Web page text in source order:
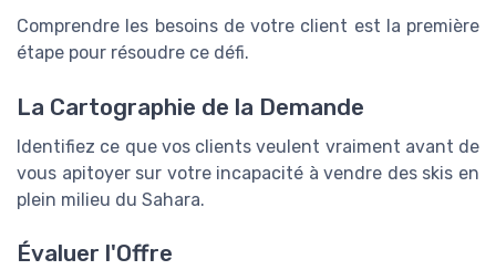
Comprendre les besoins de votre client est la première
étape pour résoudre ce défi.
La Cartographie de la Demande
Identifiez ce que vos clients veulent vraiment avant de
vous apitoyer sur votre incapacité à vendre des skis en
plein milieu du Sahara.
Évaluer l'Offre